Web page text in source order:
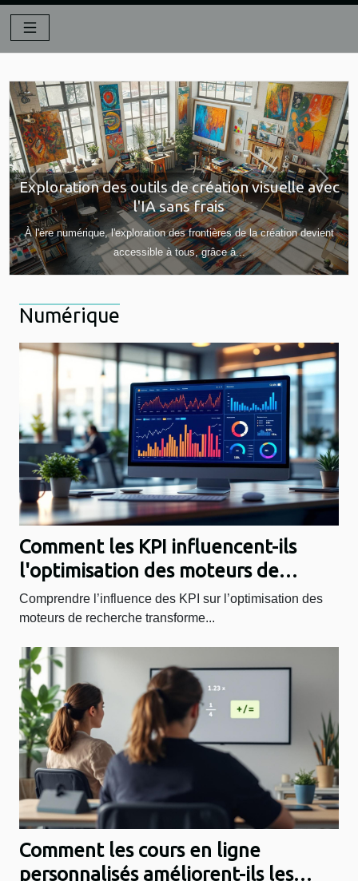
Exploration des outils de création visuelle avec
l'IA sans frais
À l'ère numérique, l'exploration des frontières de la création devient
accessible à tous, grâce à...
Previous Next
Numérique
Comment les KPI influencent-ils
l'optimisation des moteurs de
recherche ?
Comprendre l’influence des KPI sur l’optimisation des
moteurs de recherche transforme...
Comment les cours en ligne
personnalisés améliorent-ils les